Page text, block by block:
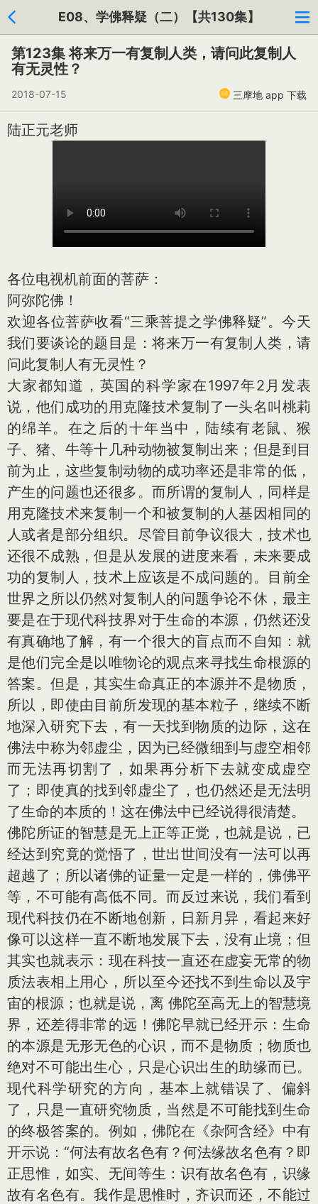
E08、学佛释疑（二）【共130集】
第123集 将来万一有复制人类，请问此复制人
有无灵性？
2018-07-15 三摩地 app 下载
陆正元老师
各位电视机前面的菩萨：
阿弥陀佛！
欢迎各位菩萨收看“三乘菩提之学佛释疑”。今天
我们要谈论的题目是：将来万一有复制人类，请
问此复制人有无灵性？
大家都知道，英国的科学家在1997年2月发表
说，他们成功的用克隆技术复制了一头名叫桃莉
的绵羊。在之后的十年当中，陆续有老鼠、猴
子、猪、牛等十几种动物被复制出来；但是到目
前为止，这些复制动物的成功率还是非常的低，
产生的问题也还很多。而所谓的复制人，同样是
用克隆技术来复制一个和被复制的人基因相同的
人或者是部分组织。尽管目前争议很大，技术也
还很不成熟，但是从发展的进度来看，未来要成
功的复制人，技术上应该是不成问题的。目前全
世界之所以仍然对复制人的问题争论不休，最主
要是在于现代科技界对于生命的本源，仍然还没
有真确地了解，有一个很大的盲点而不自知：就
是他们完全是以唯物论的观点来寻找生命根源的
答案。但是，其实生命真正的本源并不是物质，
所以，即使由目前所发现的基本粒子，继续不断
地深入研究下去，有一天找到物质的边际，这在
佛法中称为邻虚尘，因为已经微细到与虚空相邻
而无法再切割了，如果再分析下去就变成虚空
了；即使真的找到邻虚尘了，也仍然还是无法明
了生命的本质的！这在佛法中已经说得很清楚。
佛陀所证的智慧是无上正等正觉，也就是说，已
经达到究竟的觉悟了，世出世间没有一法可以再
超越了；所以诸佛的证量一定是一样的，佛佛平
等，不可能有高低不同。而反过来说，我们看到
现代科技仍在不断地创新，日新月异，看起来好
像可以这样一直不断地发展下去，没有止境；但
其实也就表示：现在科技一直还在虚妄无常的物
质法表相上用心，所以至今还找不到生命以及宇
宙的根源；也就是说，离 佛陀至高无上的智慧境
界，还差得非常的远！佛陀早就已经开示：生命
的本源是无形无色的心识，而不是物质；物质也
绝对不可能出生心，只是心识出生的助缘而已。
现代科学研究的方向，基本上就错误了、偏斜
了，只是一直研究物质，当然是不可能找到生命
的终极答案的。例如，佛陀在《杂阿含经》中有
开示说：“何法有故名色有？何法缘故名色有？即
正思惟，如实、无间等生：识有故名色有，识缘
故有名色有。我作是思惟时，齐识而还，不能过